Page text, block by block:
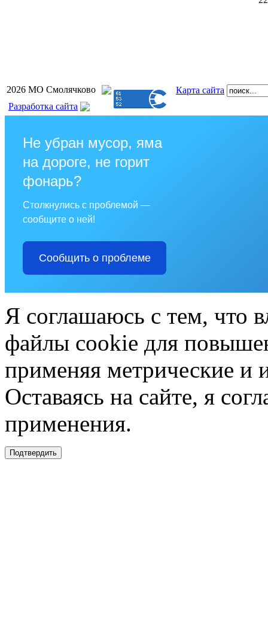
2026 МО Смолячково
Карта сайта
Разработка сайта
Не убран мусор, яма
на дороге, не горит
фонарь?
Столкнулись с проблемой —
сообщите о ней!
Сообщить о проблеме
Я соглашаюсь с тем, что
файлы cookie для
применяя метрические и
Оставаясь на сайте, я
применения.
Подтвердить